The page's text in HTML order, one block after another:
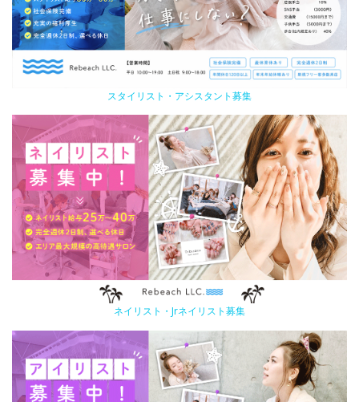
スタイリスト・アシスタント募集
ネイリスト・Jrネイリスト募集